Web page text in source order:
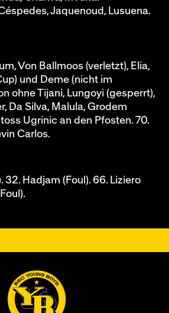
Jaquenoud, Lusuena.
Von Ballmoos (verletzt), Elia,
und Deme (nicht im
ohne Tijani, Lungoyi (gesperrt),
Da Silva, Malula, Grodem
Ugrinic an den Pfosten. 70.
Carlos.
32. Hadjam (Foul). 66. Liziero